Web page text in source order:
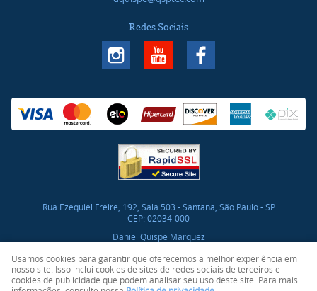
Redes Sociais
Rua Ezequiel Freire, 192, Sala 503 -Santana, São Paulo-SP
CEP: 02034-000
Daniel Quispe Marquez
LOJA VIRTUAL CRIADA POR
Usamos cookies para garantir que oferecemos a melhor experiência em
nosso site. Isso inclui cookies de sites de redes sociais de terceiros e
cookies de publicidade que podem analisar seu uso deste site. Para mais